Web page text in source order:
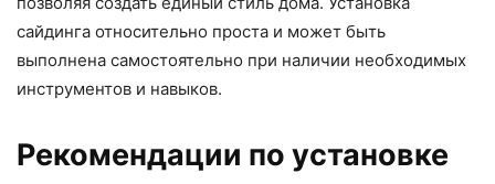
сайдинга относительно проста и может быть
выполнена самостоятельно при наличии необходимых
инструментов и навыков.
Рекомендации по установке